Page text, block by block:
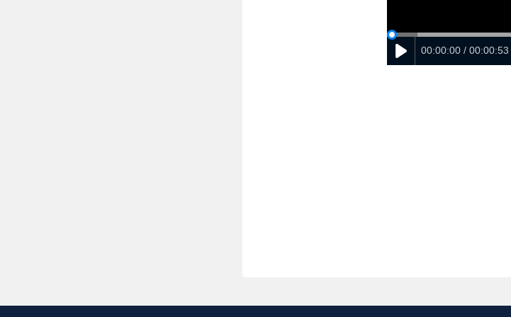
00:00:00 / 00:00:53